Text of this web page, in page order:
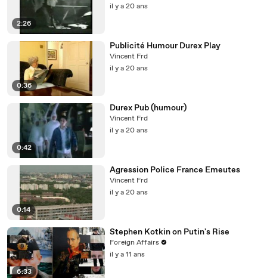
2:26
il y a 20 ans
0:36
Publicité Humour Durex Play
Vincent Frd
il y a 20 ans
0:42
Durex Pub (humour)
Vincent Frd
il y a 20 ans
0:14
Agression Police France Emeutes
Vincent Frd
il y a 20 ans
6:33
Stephen Kotkin on Putin's Rise
Foreign Affairs
il y a 11 ans